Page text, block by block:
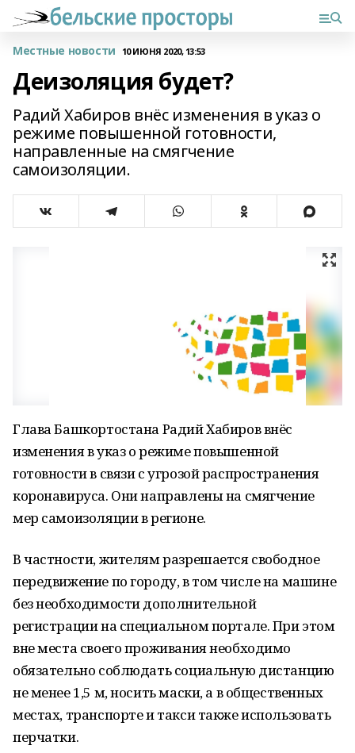
Местные новости 10 ИЮНЯ 2020, 13:53
Деизоляция будет?
Радий Хабиров внёс изменения в указ о
режиме повышенной готовности,
направленные на смягчение
самоизоляции.
Глава Башкортостана Радий Хабиров внёс
изменения в указ о режиме повышенной
готовности в связи с угрозой распространения
коронавируса. Они направлены на смягчение
мер самоизоляции в регионе.
В частности, жителям разрешается свободное
передвижение по городу, в том числе на машине
без необходимости дополнительной
регистрации на специальном портале. При этом
вне места своего проживания необходимо
обязательно соблюдать социальную дистанцию
не менее 1,5 м, носить маски, а в общественных
местах, транспорте и такси также использовать
перчатки.